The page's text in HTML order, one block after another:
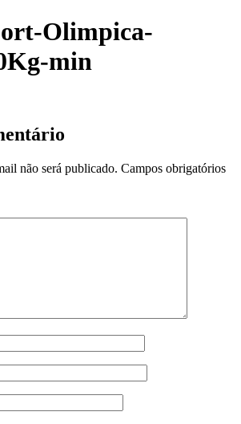
Olimpica-
min
não será publicado. Campos obrigatórios